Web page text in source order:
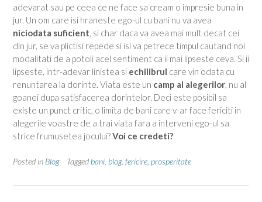
adevarat sau pe ceea ce ne face sa cream o impresie buna in
jur. Un om care isi hraneste ego-ul cu bani nu va avea
niciodata suficient , si char daca va avea mai mult decat cei
din jur, se va plictisi repede si isi va petrece timpul cautand noi
modalitati de a potoli acel sentiment ca ii mai lipseste ceva. Si ii
lipseste, intr-adevar linistea si echilibrul care vin odata cu
renuntarea la dorinte. Viata este un camp al alegerilor , nu al
goanei dupa satisfacerea dorintelor. Deci este posibil sa
existe un punct critic, o limita de bani care v-ar face fericiti in
alegerile voastre de a trai viata fara a interveni ego-ul sa
strice frumusetea jocului?Voi ce credeti?
Posted in Blog Tagged bani blog, fericire prosperitate